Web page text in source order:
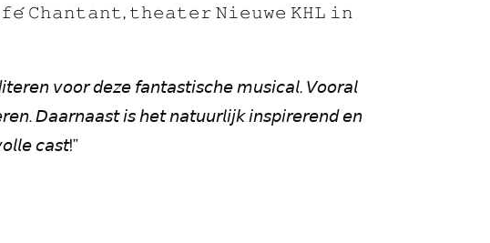
𝙲𝚑𝚊𝚗𝚝𝚊𝚗𝚝, 𝚝𝚑𝚎𝚊𝚝𝚎𝚛 𝙽𝚒𝚎𝚞𝚠𝚎 𝙺𝙷𝙻 𝚒𝚗
𝘷𝘰𝘰𝘳 𝘥𝘦𝘻𝘦 𝘧𝘢𝘯𝘵𝘢𝘴𝘵𝘪𝘴𝘤𝘩𝘦 𝘮𝘶𝘴𝘪𝘤𝘢𝘭. 𝘝𝘰𝘰𝘳𝘢𝘭
𝘋𝘢𝘢𝘳𝘯𝘢𝘢𝘴𝘵 𝘪𝘴 𝘩𝘦𝘵 𝘯𝘢𝘵𝘶𝘶𝘳𝘭𝘪𝘫𝘬 𝘪𝘯𝘴𝘱𝘪𝘳𝘦𝘳𝘦𝘯𝘥 𝘦𝘯
𝘤𝘢𝘴𝘵!”